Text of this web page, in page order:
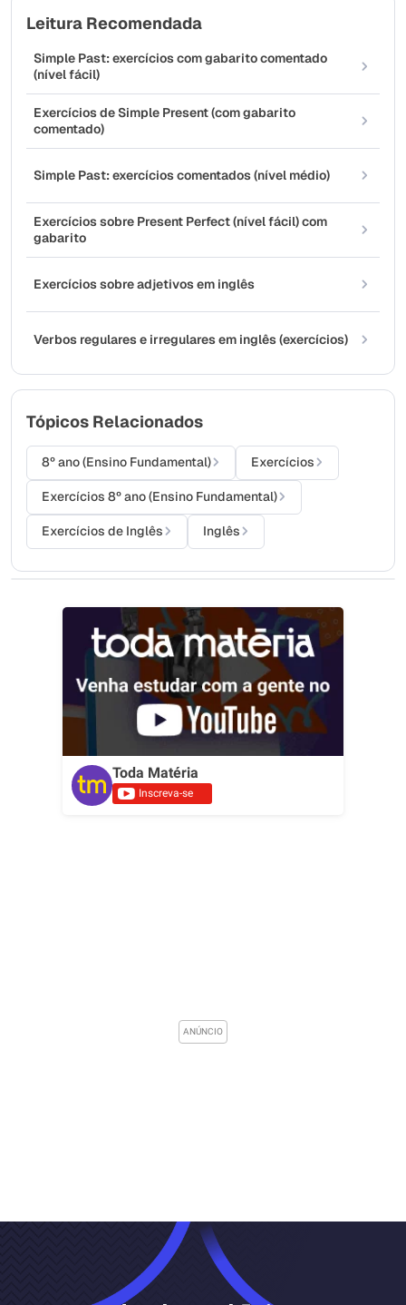
Leitura Recomendada
Simple Past: exercícios com gabarito comentado
(nível fácil)
Exercícios de Simple Present (com gabarito
comentado)
Simple Past: exercícios comentados (nível médio)
Exercícios sobre Present Perfect (nível fácil) com
gabarito
Exercícios sobre adjetivos em inglês
Verbos regulares e irregulares em inglês (exercícios)
Tópicos Relacionados
8º ano (Ensino Fundamental) Exercícios
Exercícios 8º ano (Ensino Fundamental)
Exercícios de Inglês Inglês
Toda Matéria
Inscreva-se